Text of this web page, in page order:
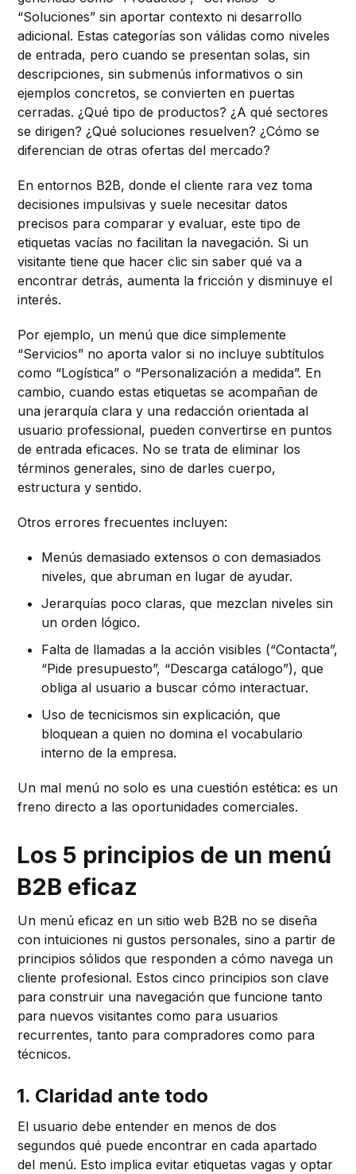
“Soluciones” sin aportar contexto ni desarrollo
adicional. Estas categorías son válidas como niveles
de entrada, pero cuando se presentan solas, sin
descripciones, sin submenús informativos o sin
ejemplos concretos, se convierten en puertas
cerradas. ¿Qué tipo de productos? ¿A qué sectores
se dirigen? ¿Qué soluciones resuelven? ¿Cómo se
diferencian de otras ofertas del mercado?
En entornos B2B, donde el cliente rara vez toma
decisiones impulsivas y suele necesitar datos
precisos para comparar y evaluar, este tipo de
etiquetas vacías no facilitan la navegación. Si un
visitante tiene que hacer clic sin saber qué va a
encontrar detrás, aumenta la fricción y disminuye el
interés.
Por ejemplo, un menú que dice simplemente
“Servicios” no aporta valor si no incluye subtítulos
como “Logística” o “Personalización a medida”. En
cambio, cuando estas etiquetas se acompañan de
una jerarquía clara y una redacción orientada al
usuario professional, pueden convertirse en puntos
de entrada eficaces. No se trata de eliminar los
términos generales, sino de darles cuerpo,
estructura y sentido.
Otros errores frecuentes incluyen:
Menús demasiado extensos o con demasiados
niveles, que abruman en lugar de ayudar.
Jerarquías poco claras, que mezclan niveles sin
un orden lógico.
Falta de llamadas a la acción visibles (“Contacta”,
“Pide presupuesto”, “Descarga catálogo”), que
obliga al usuario a buscar cómo interactuar.
Uso de tecnicismos sin explicación, que
bloquean a quien no domina el vocabulario
interno de la empresa.
Un mal menú no solo es una cuestión estética: es un
freno directo a las oportunidades comerciales.
Los 5 principios de un menú
B2B eficaz
Un menú eficaz en un sitio web B2B no se diseña
con intuiciones ni gustos personales, sino a partir de
principios sólidos que responden a cómo navega un
cliente profesional. Estos cinco principios son clave
para construir una navegación que funcione tanto
para nuevos visitantes como para usuarios
recurrentes, tanto para compradores como para
técnicos.
1. Claridad ante todo
El usuario debe entender en menos de dos
segundos qué puede encontrar en cada apartado
del menú. Esto implica evitar etiquetas vagas y optar